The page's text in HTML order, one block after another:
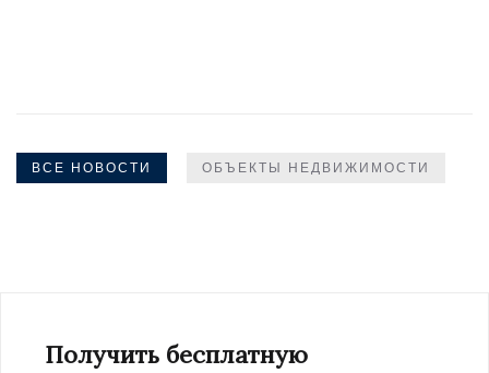
ВСЕ НОВОСТИ ОБЪЕКТЫ НЕДВИЖИМОСТИ
Получить бесплатную